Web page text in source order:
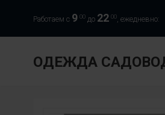
Работаем с 9 00 до 22 00, ежедневно:
ОДЕЖДА